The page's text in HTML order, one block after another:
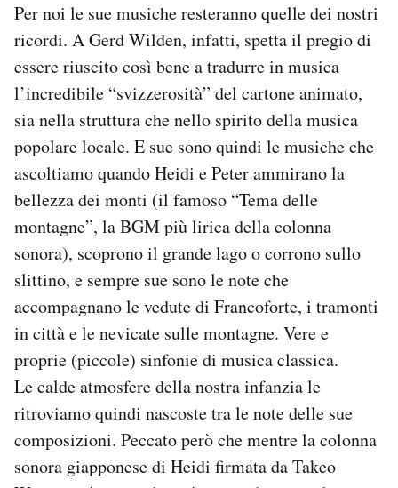
Per noi le sue musiche resteranno quelle dei nostri
ricordi. A Gerd Wilden, infatti, spetta il pregio di
essere riuscito così bene a tradurre in musica
l’incredibile “svizzerosità” del cartone animato,
sia nella struttura che nello spirito della musica
popolare locale. E sue sono quindi le musiche che
ascoltiamo quando Heidi e Peter ammirano la
bellezza dei monti (il famoso “Tema delle
montagne”, la BGM più lirica della colonna
sonora), scoprono il grande lago o corrono sullo
slittino, e sempre sue sono le note che
accompagnano le vedute di Francoforte, i tramonti
in città e le nevicate sulle montagne. Vere e
proprie (piccole) sinfonie di musica classica.
Le calde atmosfere della nostra infanzia le
ritroviamo quindi nascoste tra le note delle sue
composizioni. Peccato però che mentre la colonna
sonora giapponese di Heidi firmata da Takeo